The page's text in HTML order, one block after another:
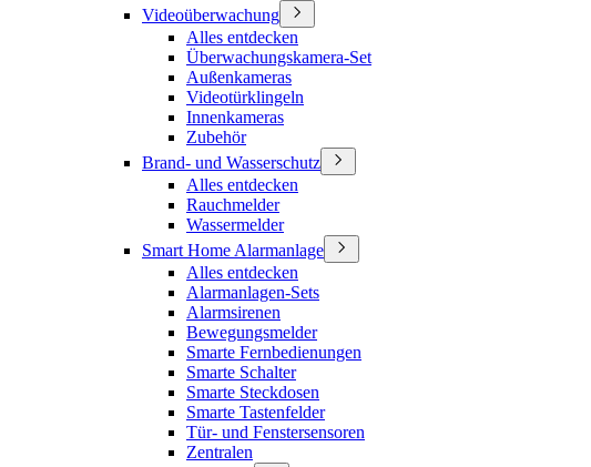
Videoüberwachung
Alles entdecken
Überwachungskamera-Set
Außenkameras
Videotürklingeln
Innenkameras
Zubehör
Brand- und Wasserschutz
Alles entdecken
Rauchmelder
Wassermelder
Smart Home Alarmanlage
Alles entdecken
Alarmanlagen-Sets
Alarmsirenen
Bewegungsmelder
Smarte Fernbedienungen
Smarte Schalter
Smarte Steckdosen
Smarte Tastenfelder
Tür- und Fenstersensoren
Zentralen